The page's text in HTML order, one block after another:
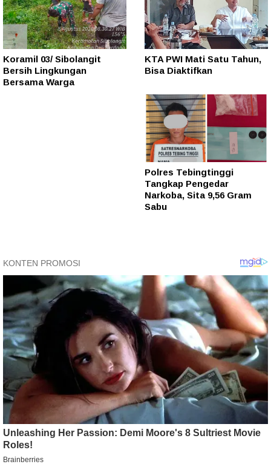
Koramil 03/ Sibolangit
Bersih Lingkungan
Bersama Warga
KTA PWI Mati Satu Tahun,
Bisa Diaktifkan
Polres Tebingtinggi
Tangkap Pengedar
Narkoba, Sita 9,56 Gram
Sabu